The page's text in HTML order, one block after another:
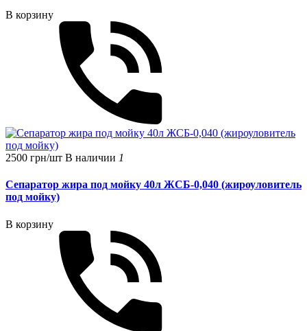
В корзину
2500 грн/шт В наличии 1
Сепаратор жира под мойку 40л ЖСБ-0,040 (жироуловитель
под мойку)
В корзину